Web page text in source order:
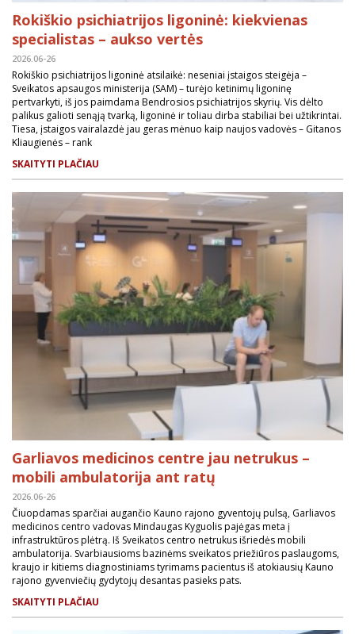
Rokiškio psichiatrijos ligoninė: kiekvienas
specialistas – aukso vertės
2026.06-26
Rokiškio psichiatrijos ligoninė atsilaikė: neseniai įstaigos steigėja –
Sveikatos apsaugos ministerija (SAM) – turėjo ketinimų ligoninę
pertvarkyti, iš jos paimdama Bendrosios psichiatrijos skyrių. Vis dėlto
palikus galioti senąją tvarką, ligoninė ir toliau dirba stabiliai bei užtikrintai.
Tiesa, įstaigos vairalazdė jau geras mėnuo kaip naujos vadovės – Gitanos
Kliaugienės – rank
SKAITYTI PLAČIAU
Garliavos medicinos centre jau netrukus –
mobili ambulatorija ant ratų
2026.06-26
Čiuopdamas sparčiai augančio Kauno rajono gyventojų pulsą, Garliavos
medicinos centro vadovas Mindaugas Kyguolis pajėgas meta į
infrastruktūros plėtrą. Iš Sveikatos centro netrukus išriedės mobili
ambulatorija. Svarbiausioms bazinėms sveikatos priežiūros paslaugoms,
kraujo ir kitiems diagnostiniams tyrimams pacientus iš atokiausių Kauno
rajono gyvenviečių gydytojų desantas pasieks pats.
SKAITYTI PLAČIAU